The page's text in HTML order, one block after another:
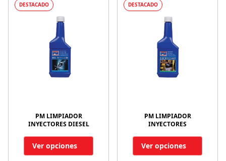
DESTACADO
PM LIMPIADOR
INYECTORES DIESEL
Ver opciones
DESTACADO
PM LIMPIADOR
INYECTORES
Ver opciones